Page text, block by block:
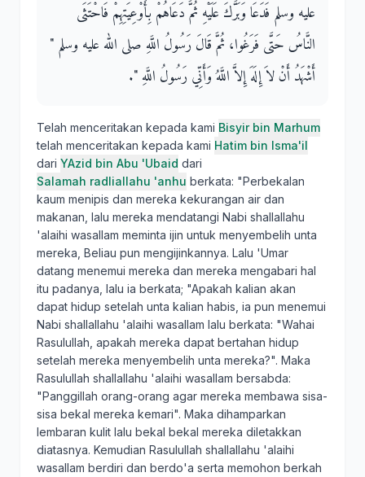
عليه وسلم فَدَعَا وَبَرَّكَ عَلَيْهِ ثُمَّ دَعَاهُمْ بِأَوْعِيَتِهِمْ فَاحْتَثَى
النَّاسُ حَتَّى فَرَغُوا، ثُمَّ قَالَ رَسُولُ اللَّهِ صلى الله عليه وسلم ‏"‏
أَشْهَدُ أَنْ لاَ إِلَهَ إِلاَّ اللَّهُ وَأَنِّي رَسُولُ اللَّهِ ‏"‏‏.‏
Telah menceritakan kepada kami Bisyir bin Marhum
telah menceritakan kepada kami Hatim bin Isma'il
dari YAzid bin Abu 'Ubaid dari
Salamah radliallahu 'anhu berkata: "Perbekalan
kaum menipis dan mereka kekurangan air dan
makanan, lalu mereka mendatangi Nabi shallallahu
'alaihi wasallam meminta ijin untuk menyembelih unta
mereka, Beliau pun mengijinkannya. Lalu 'Umar
datang menemui mereka dan mereka mengabari hal
itu padanya, lalu ia berkata; "Apakah kalian akan
dapat hidup setelah unta kalian habis, ia pun menemui
Nabi shallallahu 'alaihi wasallam lalu berkata: "Wahai
Rasulullah, apakah mereka dapat bertahan hidup
setelah mereka menyembelih unta mereka?". Maka
Rasulullah shallallahu 'alaihi wasallam bersabda:
"Panggillah orang-orang agar mereka membawa sisa-
sisa bekal mereka kemari". Maka dihamparkan
lembaran kulit lalu bekal bekal mereka diletakkan
diatasnya. Kemudian Rasulullah shallallahu 'alaihi
wasallam berdiri dan berdo'a serta memohon berkah